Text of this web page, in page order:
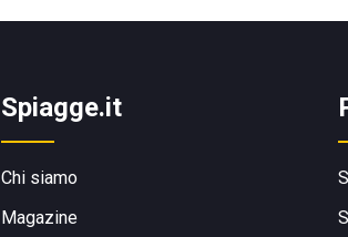
Spiagge.it
Chi siamo
Magazine